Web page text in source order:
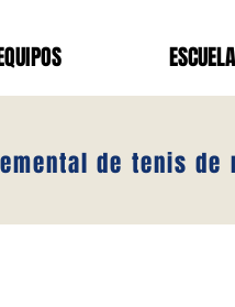
ESCUELA
de tenis de